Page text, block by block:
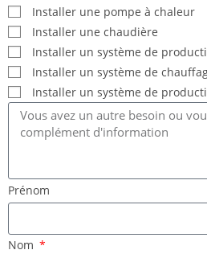
Installer une pompe à chaleur
Installer une chaudière
Installer un système de
Installer un système de
Installer un système de
Prénom
Nom